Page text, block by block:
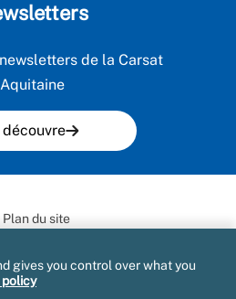
de la Carsat
Aquitaine
découvre
Plan du site
des cookies
gives you control over what you
policy